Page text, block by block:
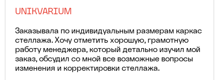
UNIKVARIUM
Заказывала по индивидуальным размерам каркас
стеллажа. Хочу отметить хорошую, грамотную
работу менеджера, который детально изучил мой
заказ, обсудил со мной все возможные вопросы
изменения и корректировки стеллажа.